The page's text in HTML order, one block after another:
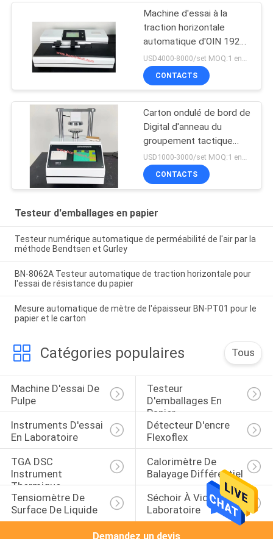
Machine d'essai à la
traction horizontale
automatique d'OIN 1924-
2 d'OIN 1924-1 pour le
papier de soie de soie
CONTACTS
Carton ondulé de bord de
Digital d'anneau du
groupement tactique
ECT d'appareil de
contrôle automatique
d'écrasement
USD1000-3000/set MOQ:1 ensemble
CONTACTS
Testeur d'emballages en papier
Testeur numérique automatique de perméabilité de l'air par la
méthode Bendtsen et Gurley
BN-8062A Testeur automatique de traction horizontale pour
l'essai de résistance du papier
Mesure automatique de mètre de l'épaisseur BN-PT01 pour le
papier et le carton
Catégories populaires Tous
Machine D'essai De
Pulpe
Testeur
D'emballages En
Papier
Instruments D'essai
En Laboratoire
Détecteur D'encre
Flexoflex
TGA DSC
Instrument
Thermique
Calorimètre De
Balayage Différentiel
Tensiomètre De
Surface De Liquide
Séchoir À Vide De
Laboratoire
Demandez un devis